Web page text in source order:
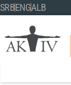
SRBENGALB